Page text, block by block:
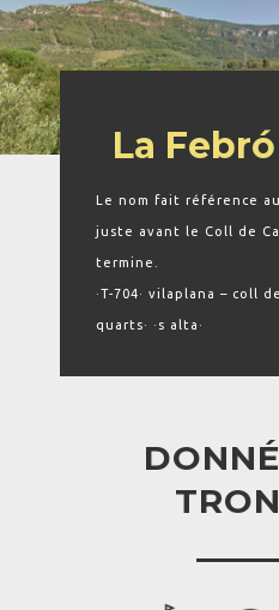
La Febró
Le nom fait référence
juste avant le Coll de
termine.
·T-704· vilaplana – coll
quarts· ·s alta·